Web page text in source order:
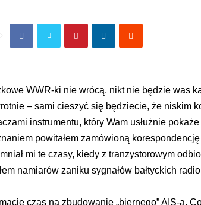
WWR-ki nie wrócą, nikt nie będzie was
– sami cieszyć się będziecie, że niskim
instrumentu, który Wam usłużnie
powitałem zamówioną korespondencję
mi te czasy, kiedy z tranzystorowym
namiarów zaniku sygnałów bałtyckich
czas na zbudowanie „biernego” AIS-a.